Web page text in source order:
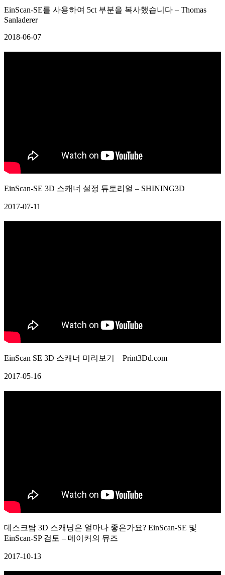
EinScan-SE를 사용하여 5ct 부분을 복사했습니다 – Thomas
Sanladerer
2018-06-07
EinScan-SE 3D 스캐너 설정 튜토리얼 – SHINING3D
2017-07-11
EinScan SE 3D 스캐너 미리보기 – Print3Dd.com
2017-05-16
데스크탑 3D 스캐닝은 얼마나 좋은가요? EinScan-SE 및
EinScan-SP 검토 – 메이커의 뮤즈
2017-10-13